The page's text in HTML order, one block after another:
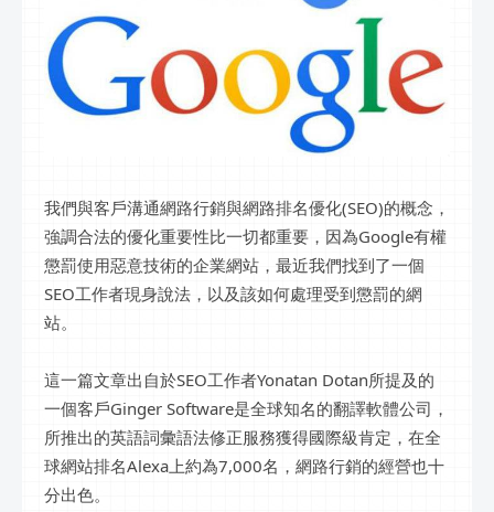
我們與客戶溝通網路行銷與網路排名優化(SEO)的概念，
強調合法的優化重要性比一切都重要，因為Google有權
懲罰使用惡意技術的企業網站，最近我們找到了一個
SEO工作者現身說法，以及該如何處理受到懲罰的網
站。
這一篇文章出自於SEO工作者Yonatan Dotan所提及的
一個客戶Ginger Software是全球知名的翻譯軟體公司，
所推出的英語詞彙語法修正服務獲得國際級肯定，在全
球網站排名Alexa上約為7,000名，網路行銷的經營也十
分出色。